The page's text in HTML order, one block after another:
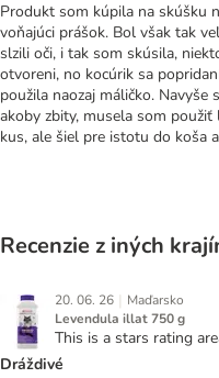
Produkt som kúpila na skúšku
voňajúci prášok. Bol však tak
slzili oči, i tak som skúsila,
otvoreni, no kocúrik sa
použila naozaj máličko.
akoby zbity, musela som použiť
kus, ale šiel pre istotu do koša
Recenzie z iných
20. 06. 26 | Maďarsko
Levendula illat 750 g
This is a stars rating
Dráždivé